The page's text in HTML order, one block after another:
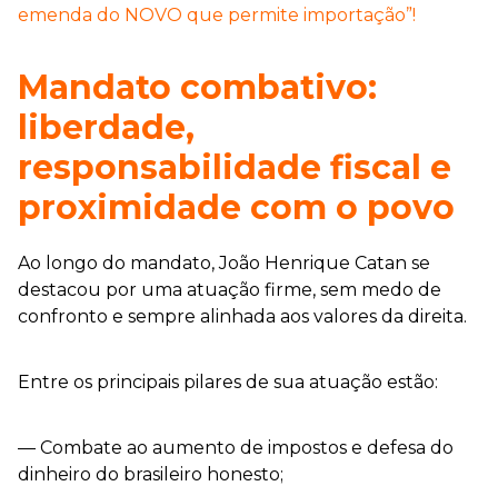
emenda do NOVO que permite importação”!
Mandato combativo:
liberdade,
responsabilidade fiscal e
proximidade com o povo
Ao longo do mandato, João Henrique Catan se
destacou por uma atuação firme, sem medo de
confronto e sempre alinhada aos valores da direita.
Entre os principais pilares de sua atuação estão:
— Combate ao aumento de impostos e defesa do
dinheiro do brasileiro honesto;